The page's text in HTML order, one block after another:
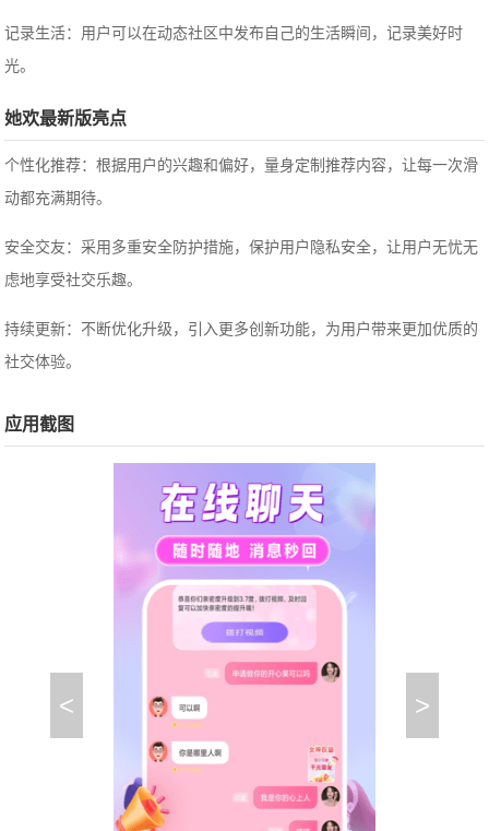
记录生活：用户可以在动态社区中发布自己的生活瞬间，记录美好时
光。
她欢最新版亮点
个性化推荐：根据用户的兴趣和偏好，量身定制推荐内容，让每一次滑
动都充满期待。
安全交友：采用多重安全防护措施，保护用户隐私安全，让用户无忧无
虑地享受社交乐趣。
持续更新：不断优化升级，引入更多创新功能，为用户带来更加优质的
社交体验。
应用截图
< >